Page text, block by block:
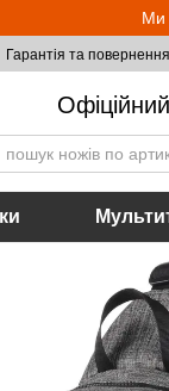
Ми
Гарантія та повернення